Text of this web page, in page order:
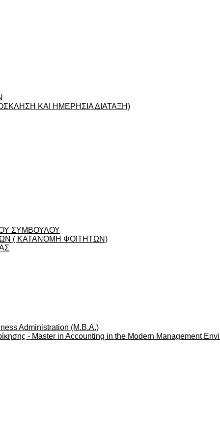
ΚΑΙ ΗΜΕΡΗΣΙΑ ΔΙΑΤΑΞΗ)
ΣΥΜΒΟΥΛΟΥ
( ΚΑΤΑΝΟΜΗ ΦΟΙΤΗΤΩΝ)
Administration (M.B.A.)
- Master in Accounting in the Modern Management